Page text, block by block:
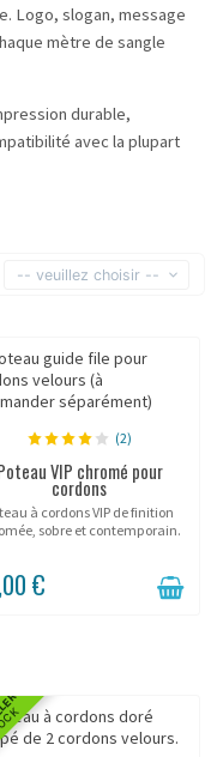
Logo, slogan, message
mètre de sangle
durable,
avec la plupart
-- veuillez choisir --
(2)
VIP chromé pour
cordons
à cordons VIP de finition
sobre et contemporain.
€